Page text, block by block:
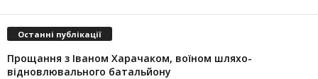
Останні публікації
Прощання з Іваном Харачаком, воїном шляхо-
відновлювального батальйону